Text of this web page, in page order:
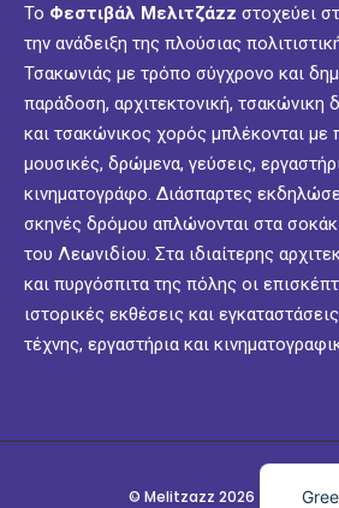
Το Φεστιβάλ Μελιτζάzz στοχεύει
την ανάδειξη της πλούσιας
Τσακωνιάς με τρόπο σύγχρονο και
παράδοση, αρχιτεκτονική, τσακώνικη
και τσακώνικος χορός μπλέκονται με
μουσικές, δρώμενα, γεύσεις,
κινηματογράφο. Διάσπαρτες
σκηνές δρόμου απλώνονται στα
του Λεωνιδίου. Στα ιδιαίτερης
και πυργόσπιτα της πόλης οι
ιστορικές εκθέσεις και
τέχνης, εργαστήρια και
© Melitzazz 2026 - Festival